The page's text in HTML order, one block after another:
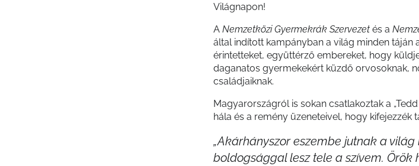
Világnapon!
A Nemzetközi Gyermekrák Szervezet és a
által indított kampányban a világ minden táján
érintetteket, együttérző embereket, hogy
daganatos gyermekekért küzdő orvosoknak,
családjaiknak.
Magyarországról is sokan csatlakoztak a
hála és a remény üzeneteivel, hogy kifejezzék
„Akárhányszor eszembe jutnak a
boldogsággal lesz tele a szívem. Örök